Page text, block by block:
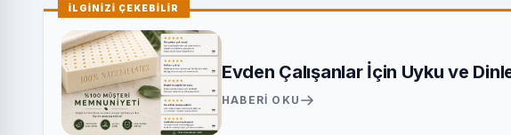
İLGİNİZİ ÇEKEBİLİR
Evden Çalışanlar İçin Uyku ve
HABERI OKU